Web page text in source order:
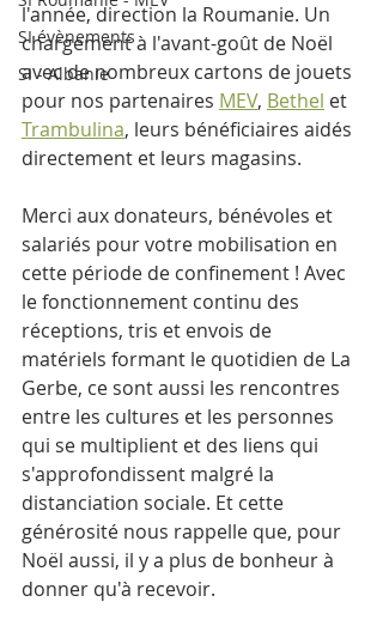
SI évènements
SI - Albanie
l'année, direction la Roumanie. Un
chargement à l'avant-goût de Noël
avec de nombreux cartons de jouets
pour nos partenaires MEV, Bethel et
Trambulina, leurs bénéficiaires aidés
directement et leurs magasins.
Merci aux donateurs, bénévoles et
salariés pour votre mobilisation en
cette période de confinement ! Avec
le fonctionnement continu des
réceptions, tris et envois de
matériels formant le quotidien de La
Gerbe, ce sont aussi les rencontres
entre les cultures et les personnes
qui se multiplient et des liens qui
s'approfondissent malgré la
distanciation sociale. Et cette
générosité nous rappelle que, pour
Noël aussi, il y a plus de bonheur à
donner qu'à recevoir.